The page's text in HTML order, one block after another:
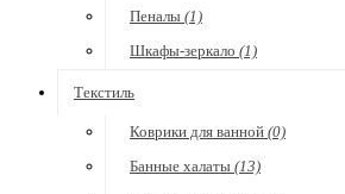
Пеналы (1)
Шкафы-зеркало (1)
Текстиль
Коврики для ванной (0)
Банные халаты (13)